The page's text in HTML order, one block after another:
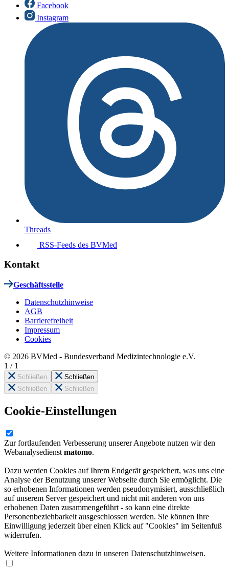
Facebook
Instagram
Threads
RSS-Feeds des BVMed
Kontakt
Geschäftsstelle
Datenschutzhinweise
AGB
Barrierefreiheit
Impressum
Cookies
© 2026 BVMed - Bundesverband Medizintechnologie e.V.
1 / 1
Schließen
Schließen
Schließen
Schließen
Cookie-Einstellungen
Zur fortlaufenden Verbesserung unserer Angebote nutzen wir den
Webanalysedienst matomo.
Dazu werden Cookies auf Ihrem Endgerät gespeichert, was uns eine
Analyse der Benutzung unserer Webseite durch Sie ermöglicht. Die
so erhobenen Informationen werden pseudonymisiert, ausschließlich
auf unserem Server gespeichert und nicht mit anderen von uns
erhobenen Daten zusammengeführt - so kann eine direkte
Personenbeziehbarkeit ausgeschlossen werden. Sie können Ihre
Einwilligung jederzeit über einen Klick auf "Cookies" im Seitenfuß
widerrufen.
Weitere Informationen dazu in unseren Datenschutzhinweisen.